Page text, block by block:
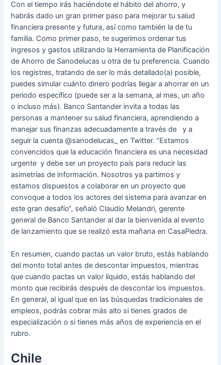
Con el tiempo irás haciéndote el hábito del ahorro, y
habrás dado un gran primer paso para mejorar tu salud
financiera presente y futura, así como también la de tu
familia. Como primer paso, te sugerimos ordenar tus
ingresos y gastos utilizando la Herramienta de Planificación
de Ahorro de Sanodelucas u otra de tu preferencia. Cuando
los registres, tratando de ser lo más detallado(a) posible,
puedes simular cuánto dinero podrías llegar a ahorrar en un
periodo específico (puede ser a la semana, al mes, un año
o incluso más). Banco Santander invita a todas las
personas a mantener su salud financiera, aprendiendo a
manejar sus finanzas adecuadamente a través de y a
seguir la cuenta @sanodelucas_ en Twitter. “Estamos
convencidos que la educación financiera es una necesidad
urgente y debe ser un proyecto país para reducir las
asimetrías de información. Nosotros ya partimos y
estamos dispuestos a colaborar en un proyecto que
convoque a todos los actores del sistema para avanzar en
este gran desafío“, señaló Claudio Melandri, gerente
general de Banco Santander al dar la bienvenida al evento
de lanzamiento que se realizó esta mañana en CasaPiedra.
En resumen, cuando pactas un valor bruto, estás hablando
del monto total antes de descontar impuestos, mientras
que cuando pactas un valor líquido, estás hablando del
monto que recibirás después de descontar los impuestos.
En general, al igual que en las búsquedas tradicionales de
empleos, podrás cobrar más alto si tienes grados de
especialización o si tienes más años de experiencia en el
rubro.
Chile